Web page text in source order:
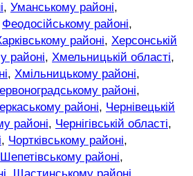
, Уманському районі,
Феодосійському районі,
районі, Херсонській
районі, Хмельницькій області,
, Хмільницькому районі,
районі,
районі, Чернівецькій
районі, Чернігівській області,
, Чортківському районі,
Шепетівському районі,